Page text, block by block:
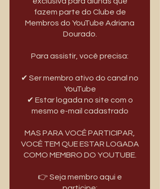
fazem parte do Clube de
Membros do YouTube Adriana
Dourado.
Para assistir, você precisa:
✔ Ser membro ativo do canal no
YouTube
✔ Estar logada no site com o
mesmo e-mail cadastrado
MAS PARA VOCÊ PARTICIPAR,
VOCÊ TEM QUE ESTAR LOGADA
COMO MEMBRO DO YOUTUBE.
👉 Seja membro aqui e